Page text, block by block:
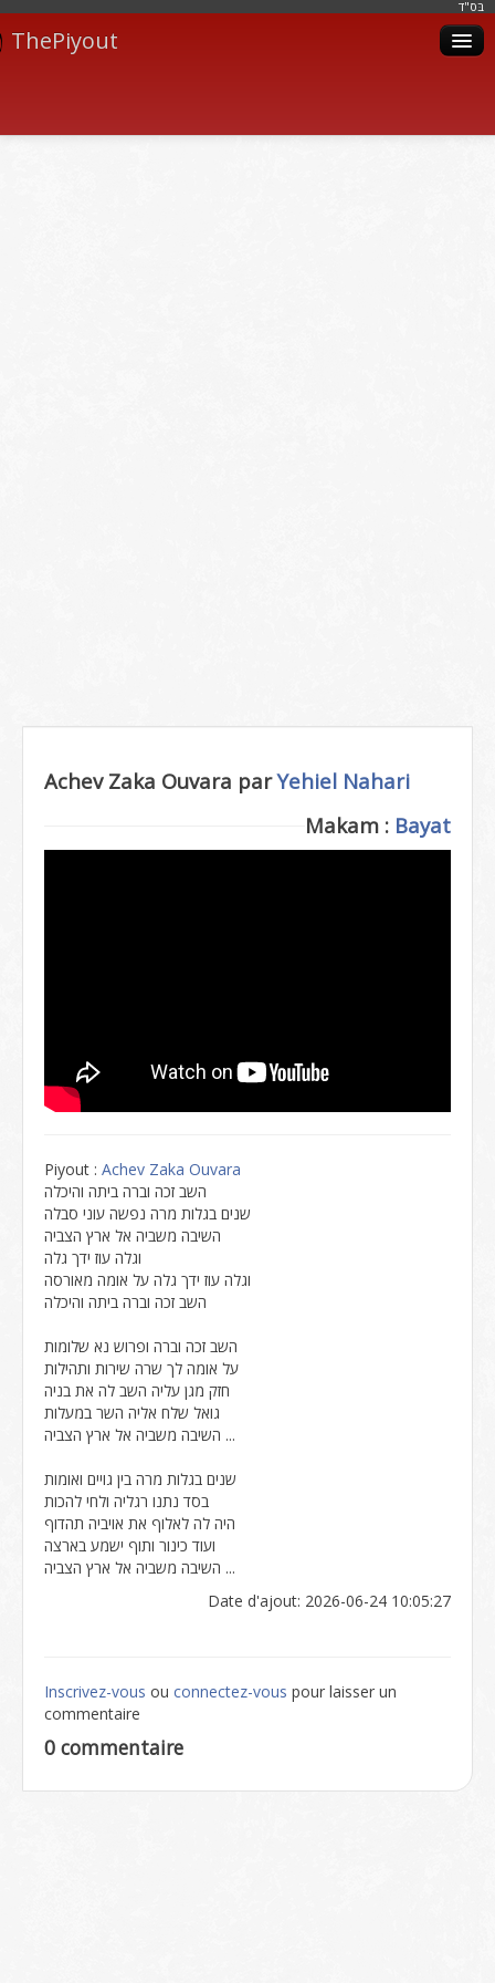
בּס"ד
ThePiyout
Achev Zaka Ouvara parYehiel Nahari
Makam : Bayat
Piyout : Achev Zaka Ouvara
השב זכה וברה ביתה והיכלה
שנים בגלות מרה נפשה עוני סבלה
השב זכה וברה ביתה והיכלה
על אומה לך שרה שירות ותהילות
חזק מגן עליה השב לה את בניה
גואל שלח אליה השר במעלות
השיבה משביה אל ארץ הצביה ...
שנים בגלות מרה בין גויים ואומות
בסד נתנו רגליה ולחי להכות
היה לה לאלוף את אויביה תהדוף
ועוד כינור ותוף ישמע בארצה
השיבה משביה אל ארץ הצביה ...
Date d'ajout: 2026-06-24 10:05:27
Inscrivez-vous ou connectez-vous pour laisser un
commentaire
0 commentaire